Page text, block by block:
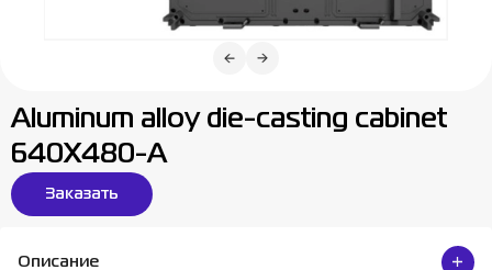
Aluminum alloy die-casting cabinet
640X480-A
Заказать
Описание